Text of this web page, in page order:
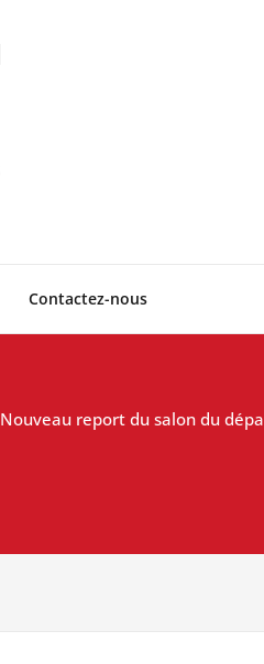
Contactez-nous
Nouveau report du salon du